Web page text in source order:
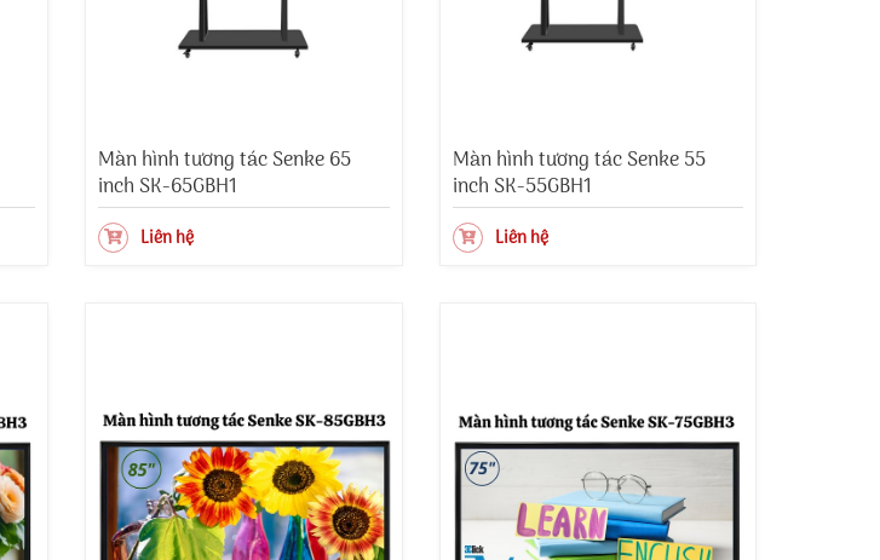
Màn hình tương tác Senke 65
inch SK-65GBH1
Liên hệ
Màn hình tương tác Senke 55
inch SK-55GBH1
Liên hệ